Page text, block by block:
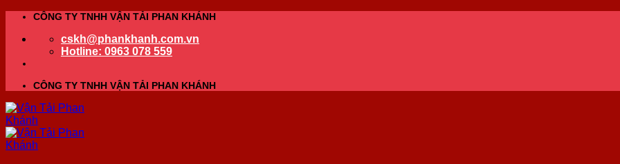
CÔNG TY TNHH VẬN TẢI PHAN KHÁNH
cskh@phankhanh.com.vn
Hotline: 0963 078 559
CÔNG TY TNHH VẬN TẢI PHAN KHÁNH